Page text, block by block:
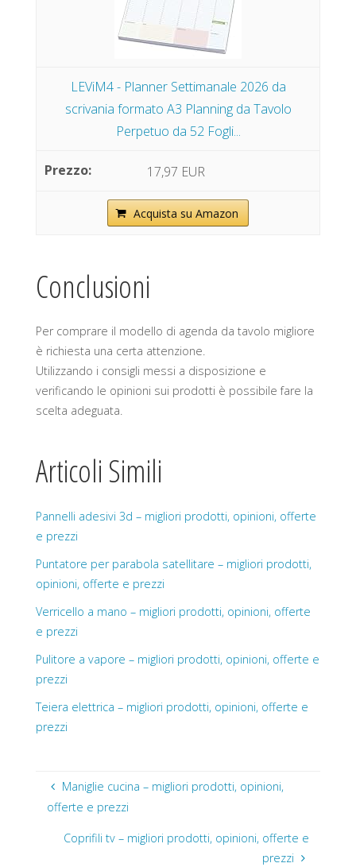
LEViM4 - Planner Settimanale 2026 da
scrivania formato A3 Planning da Tavolo
Perpetuo da 52 Fogli...
17,97 EUR
Acquista su Amazon
Conclusioni
Per comprare il modello di agenda da tavolo migliore
è richiesta una certa attenzione.
Utilizzando i consigli messi a disposizione e
verificando le opinioni sui prodotti è possibile fare la
scelta adeguata.
Articoli Simili
Pannelli adesivi 3d – migliori prodotti, opinioni, offerte
e prezzi
Puntatore per parabola satellitare – migliori prodotti,
opinioni, offerte e prezzi
Verricello a mano – migliori prodotti, opinioni, offerte
e prezzi
Pulitore a vapore – migliori prodotti, opinioni, offerte e
prezzi
Teiera elettrica – migliori prodotti, opinioni, offerte e
prezzi
Maniglie cucina – migliori prodotti, opinioni,
offerte e prezzi
Coprifili tv – migliori prodotti, opinioni, offerte e
prezzi